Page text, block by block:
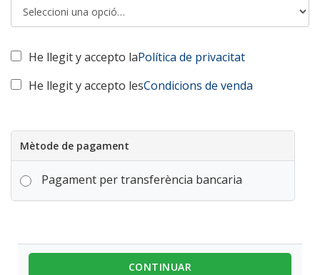
He llegit y accepto laPolítica de privacitat
He llegit y accepto lesCondicions de venda
Mètode de pagament
Pagament per transferència bancaria
CONTINUAR